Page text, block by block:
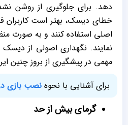
دهد. برای جلوگیری از روشن
خطای دیسک، بهتر است
اصلی استفاده کنند و به صورت
نمایند. نگهداری اصولی از
مهمی در پیشگیری از بروز چنین
برای آشنایی با نحوه نصب بازی
گرمای بیش از حد